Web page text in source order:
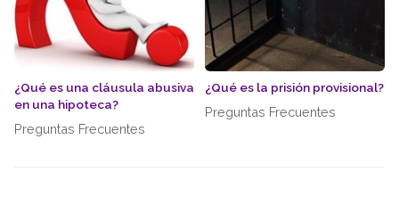
¿Qué es una cláusula abusiva
en una hipoteca?
Preguntas Frecuentes
¿Qué es la prisión provisional?
Preguntas Frecuentes